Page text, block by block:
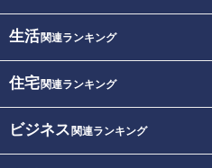
生活関連ランキング
住宅関連ランキング
ビジネス 関連ランキング